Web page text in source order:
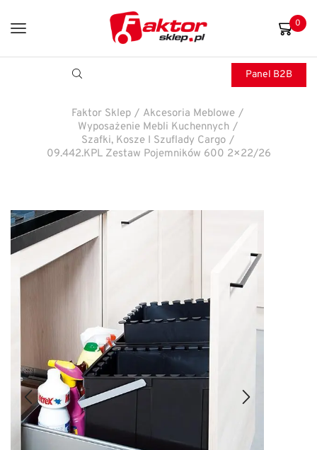
0
Panel B2B
Faktor Sklep / Akcesoria Meblowe /
Wyposażenie Mebli Kuchennych /
Szafki, Kosze I Szuflady Cargo /
09.442.KPL Zestaw Pojemników 600 2×22/26